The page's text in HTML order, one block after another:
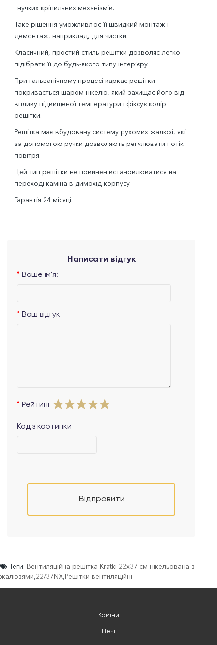
гнучких кріпильних механізмів.
Таке рішення уможливлює її швидкий монтаж і
демонтаж, наприклад, для чистки.
Класичний, простий стиль решітки дозволяє легко
підібрати її до будь-якого типу інтер’єру.
При гальванічному процесі каркас решітки
покривається шаром нікелю, який захищає його від
впливу підвищеної температури і фіксує колір
решітки.
Решітка має вбудовану систему рухомих жалюзі, які
за допомогою ручки дозволяють регулювати потік
повітря.
Цей тип решітки не повинен встановлюватися на
переході каміна в димохід корпусу.
Гарантія 24 місяці.
Написати відгук
Ваше ім'я:
Ваш відгук
Рейтинг
Код з картинки
Відправити
Теги: Вентиляційна решітка Kratki 22x37 см нікельована з
жалюзями,22/37NX,Решітки вентиляційні
Каміни
Печі